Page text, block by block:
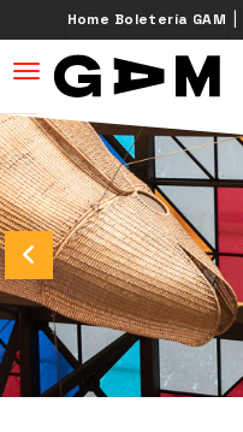
Home Boletería GAM |
desplegar navegación